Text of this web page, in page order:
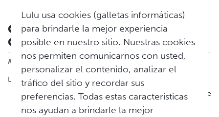
Creación de libros digitales:
Conceptos básicos
Imprimir
Modificado en: Vie, Jun 5, 2026 a 2:27 P. M.
Lulu ofrece dos tipos de publicación de libros digitales:
Libros digitales en formatoEPUB , diseñados para visualizarse
inglés y con formato EPUB son aptos para la distribución
Lulu usa cookies (galletas informáticas)
para brindarle la mejor experiencia
posible en nuestro sitio. Nuestras cookies
nos permiten comunicarnos con usted,
personalizar el contenido, analizar el
tráfico del sitio y recordar sus
preferencias. Todas estas características
nos ayudan a brindarle la mejor